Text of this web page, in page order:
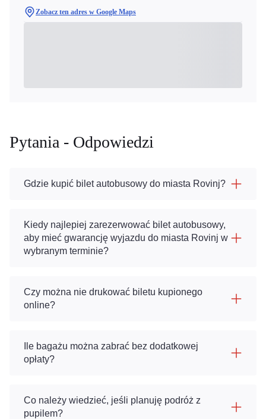
Zobacz ten adres w Google Maps
Pytania - Odpowiedzi
Gdzie kupić bilet autobusowy do miasta Rovinj?
Kiedy najlepiej zarezerwować bilet autobusowy,
aby mieć gwarancję wyjazdu do miasta Rovinj w
wybranym terminie?
Czy można nie drukować biletu kupionego
online?
Ile bagażu można zabrać bez dodatkowej
opłaty?
Co należy wiedzieć, jeśli planuję podróż z
pupilem?